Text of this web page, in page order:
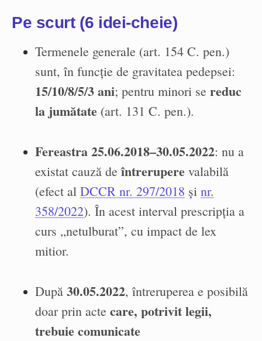
Pe scurt (6 idei-cheie)
Termenele generale (art. 154 C. pen.)
sunt, în funcție de gravitatea pedepsei:
15/10/8/5/3 ani; pentru minori se reduc
la jumătate (art. 131 C. pen.).
Fereastra 25.06.2018–30.05.2022: nu a
existat cauză deîntrerupere valabilă
(efect al DCCR nr. 297/2018 și nr.
358/2022). În acest interval prescripția a
curs „netulburat”, cu impact de lex
mitior.
După 30.05.2022, întreruperea e posibilă
doar prin acte care, potrivit legii,
trebuie comunicate